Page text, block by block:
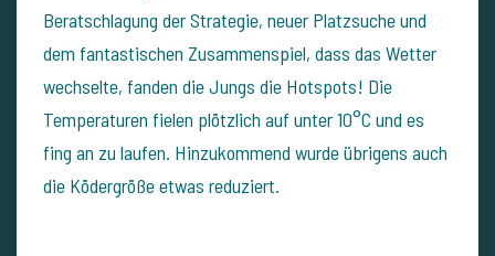
Beratschlagung der Strategie, neuer Platzsuche und
dem fantastischen Zusammenspiel, dass das Wetter
wechselte, fanden die Jungs die Hotspots! Die
Temperaturen fielen plötzlich auf unter 10°C und es
fing an zu laufen. Hinzukommend wurde übrigens auch
die Ködergröße etwas reduziert.